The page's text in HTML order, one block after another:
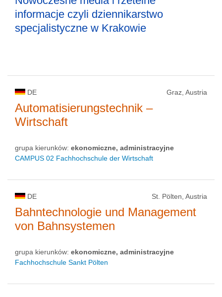
informacje czyli dziennikarstwo
specjalistyczne w Krakowie
DE Graz, Austria
Automatisierungstechnik –
Wirtschaft
grupa kierunków: ekonomiczne, administracyjne
CAMPUS 02 Fachhochschule der Wirtschaft
DE St. Pölten, Austria
Bahntechnologie und Management
von Bahnsystemen
grupa kierunków: ekonomiczne, administracyjne
Fachhochschule Sankt Pölten